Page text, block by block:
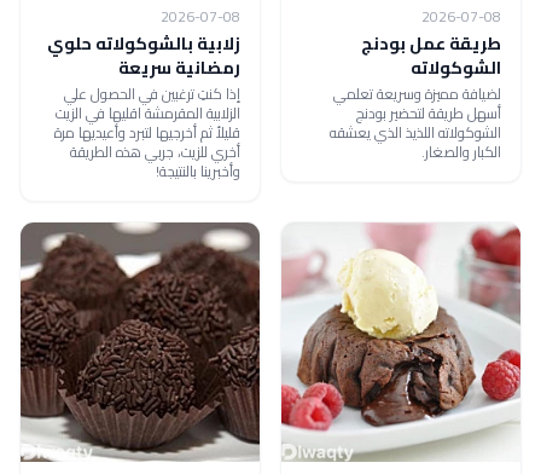
2026-07-08
طريقة عمل بودنج
الشوكولاته
لضيافة مميزة وسريعة تعلمي
أسهل طريقة لتحضير بودنج
الشوكولاته اللذيذ الذي يعشقه
الكبار والصغار.
2026-07-08
زلابية بالشوكولاته حلوي
رمضانية سريعة
إذا كنتِ ترغبين في الحصول علي
الزلابية المقرمشة اقليها في الزيت
قليلأ ثم أخرجيها لتبرد وأعيديها مرة
أخري للزيت، جربي هذه الطريقة
وأخبرينا بالنتيجة!